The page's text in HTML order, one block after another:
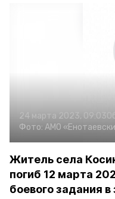
24 марта 2023, 09:03
Фото: АМО
Житель села
погиб 12 марта
боевого задания